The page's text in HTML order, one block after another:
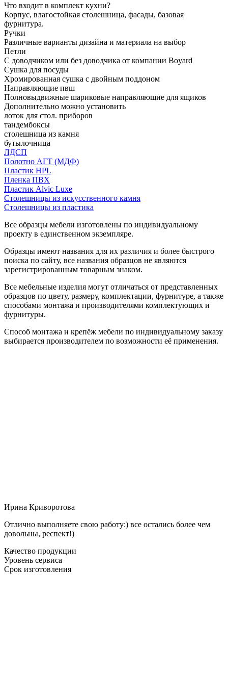
Что входит в комплект кухни?
Корпус, влагостойкая столешница, фасады, базовая
фурнитура.
Ручки
Различные варианты дизайна и материала на выбор
Петли
С доводчиком или без доводчика от компании Boyard
Сушка для посуды
Хромированная сушка с двойным поддоном
Направляющие пвш
Полновыдвижные шариковые направляющие для ящиков
Дополнительно можно установить
лоток для стол. приборов
тандембоксы
столешница из камня
бутылочница
ЛДСП
Полотно АГТ (МДФ)
Пластик HPL
Пленка ПВХ
Пластик Alvic Luxe
Столешницы из искусственного камня
Столешницы из пластика
Все образцы мебели изготовлены по индивидуальному
проекту в единственном экземпляре.
Образцы имеют названия для их различия и более быстрого
поиска по сайту, все названия образцов не являются
зарегистрированным товарным знаком.
Все мебельные изделия могут отличаться от представленных
образцов по цвету, размеру, комплектации, фурнитуре, а также
способами монтажа и производителями комплектующих и
фурнитуры.
Способ монтажа и крепёж мебели по индивидуальному заказу
выбирается производителем по возможности её применения.
Ирина Криворотова
Отлично выполняете свою работу:) все остались более чем
довольны, респект!)
Качество продукции
Уровень сервиса
Срок изготовления